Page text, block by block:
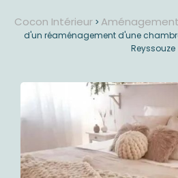
Cocon Intérieur>
d'un réaménagement d'une
Reyssouze